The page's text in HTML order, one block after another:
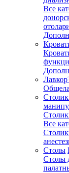
Все
Все
Столы
Столы